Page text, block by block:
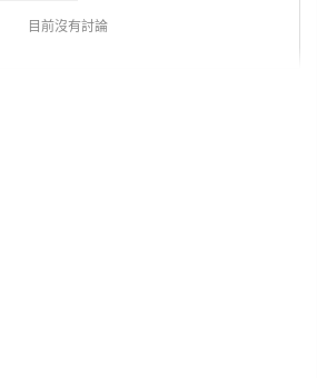
目前沒有討論